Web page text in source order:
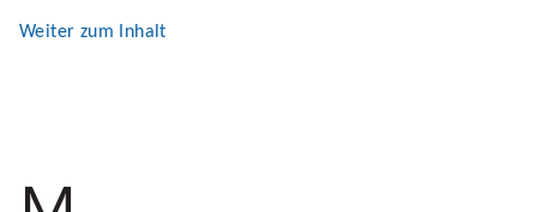
Weiter zum Inhalt